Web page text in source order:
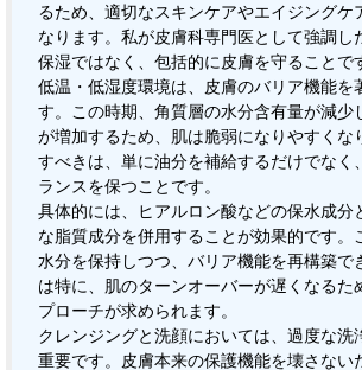
るため、適切なスキンケアやエイジングケ
なります。私が皮膚科専門医として強調し
保湿ではなく、包括的に皮膚を守ることで
低温・低湿度環境は、皮膚のバリア機能を
す。この時期、角質層の水分含有量が減少
が増加するため、肌は脆弱になりやすくな
すべきは、単に油分を補給するだけでなく
ランスを保つことです。
具体的には、ヒアルロン酸などの保水成分
な脂質成分を併用することが効果的です。
水分を保持しつつ、バリア機能を再構築で
は特に、肌のターンオーバーが遅くなるた
プローチが求められます。
クレンジングと洗顔においては、過度な洗
重要です。皮膚本来の保護機能を壊さない